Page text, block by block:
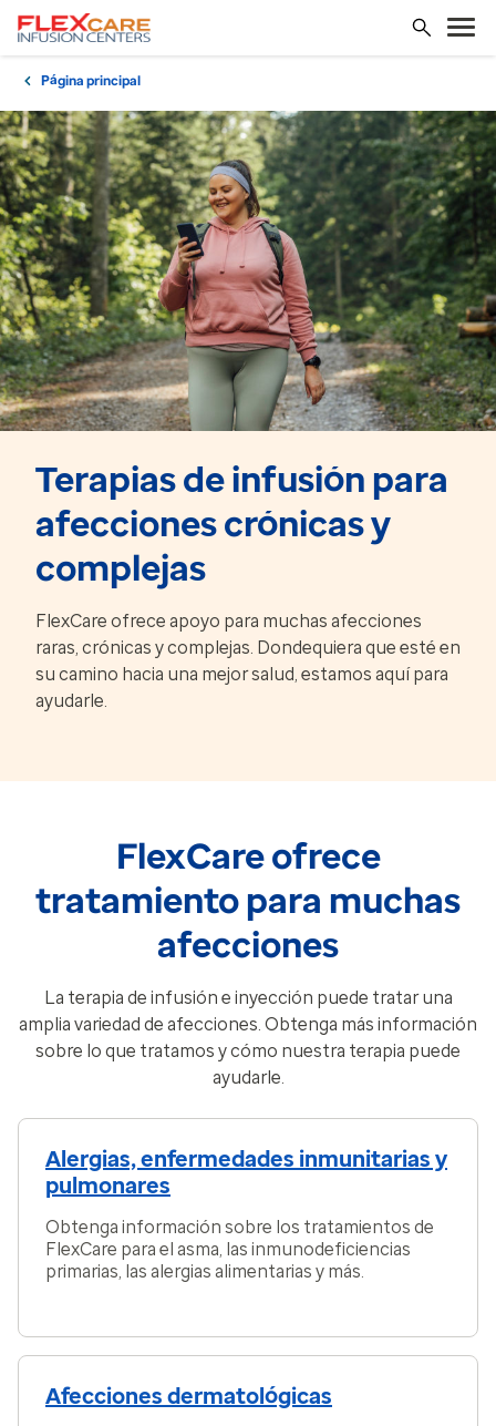
Página principal
Terapias de infusión para
afecciones crónicas y
complejas
FlexCare ofrece apoyo para muchas afecciones
raras, crónicas y complejas. Dondequiera que esté en
su camino hacia una mejor salud, estamos aquí para
ayudarle.
FlexCare ofrece
tratamiento para muchas
afecciones
La terapia de infusión e inyección puede tratar una
amplia variedad de afecciones. Obtenga más información
sobre lo que tratamos y cómo nuestra terapia puede
ayudarle.
Alergias, enfermedades inmunitarias y
pulmonares
Obtenga información sobre los tratamientos de
FlexCare para el asma, las inmunodeficiencias
primarias, las alergias alimentarias y más.
Afecciones dermatológicas